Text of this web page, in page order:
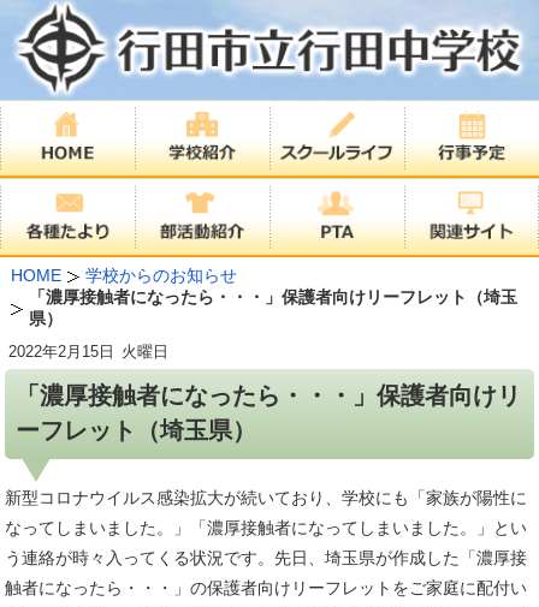
HOME
学校からのお知らせ
「濃厚接触者になったら・・・」保護者向けリーフレット（埼玉
県）
「濃厚接触者になったら・・・」保護者向けリ
ーフレット（埼玉県）
2022年2月15日 火曜日
新型コロナウイルス感染拡大が続いており、学校にも「家族が陽性に
なってしまいました。」「濃厚接触者になってしまいました。」とい
う連絡が時々入ってくる状況です。先日、埼玉県が作成した「濃厚接
触者になったら・・・」の保護者向けリーフレットをご家庭に配付い